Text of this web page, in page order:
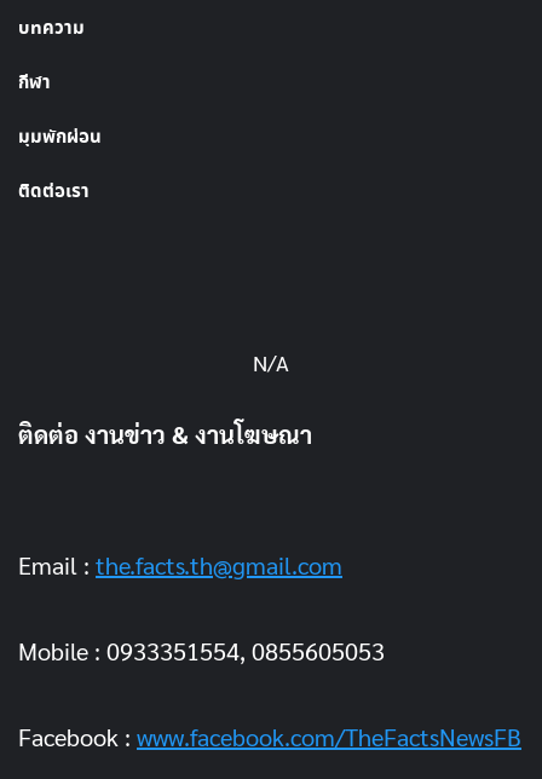
บทความ
กีฬา
มุมพักผ่อน
ติดต่อเรา
N/A
ติดต่อ งานข่าว & งานโฆษณา
Email : the.facts.th@gmail.com
Mobile : 0933351554, 0855605053
Facebook : www.facebook.com/TheFactsNewsFB